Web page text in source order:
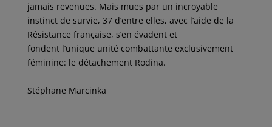
jamais revenues. Mais mues par un incroyable
instinct de survie, 37 d’entre elles, avec l’aide de la
Résistance française, s’en évadent et
fondent l’unique unité combattante exclusivement
féminine: le détachement Rodina.
Stéphane Marcinka